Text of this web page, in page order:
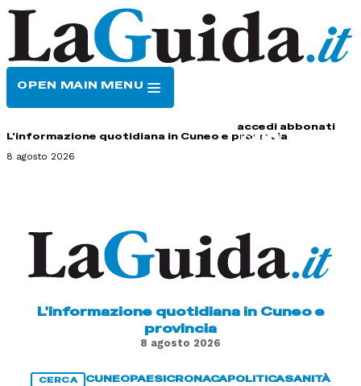
OPEN MAIN MENU
accedi abbonati
L'informazione quotidiana in Cuneo e provincia
8 agosto 2026
L'informazione quotidiana in Cuneo e
provincia
8 agosto 2026
CERCA CUNEOPAESICRONACAPOLITICASANITÀ